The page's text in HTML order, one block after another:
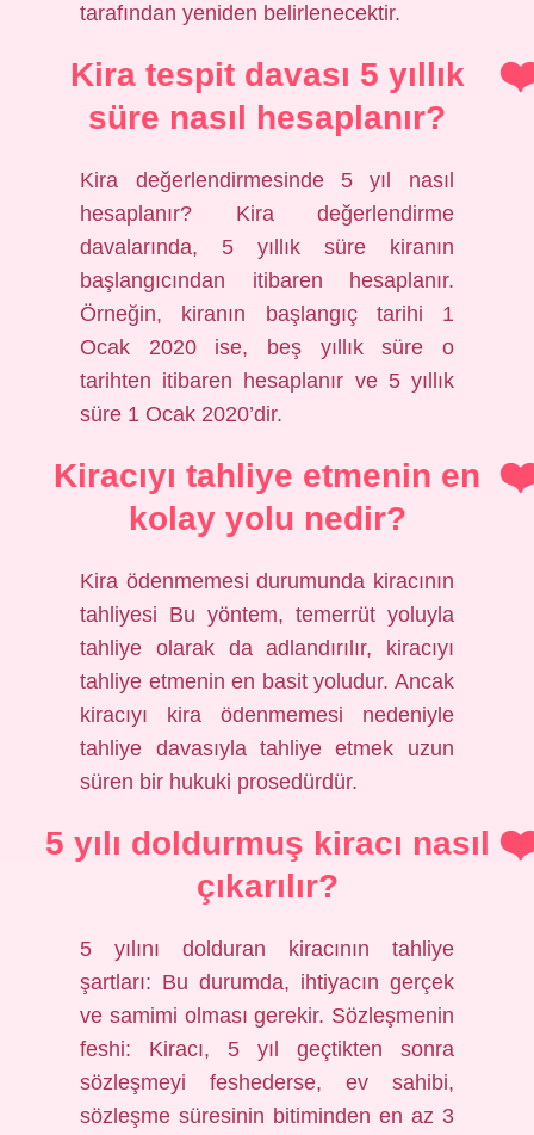
tarafından yeniden belirlenecektir.
Kira tespit davası 5 yıllık
süre nasıl hesaplanır?
Kira değerlendirmesinde 5 yıl nasıl
hesaplanır? Kira değerlendirme
davalarında, 5 yıllık süre kiranın
başlangıcından itibaren hesaplanır.
Örneğin, kiranın başlangıç ​​tarihi 1
Ocak 2020 ise, beş yıllık süre o
tarihten itibaren hesaplanır ve 5 yıllık
süre 1 Ocak 2020’dir.
Kiracıyı tahliye etmenin en
kolay yolu nedir?
Kira ödenmemesi durumunda kiracının
tahliyesi Bu yöntem, temerrüt yoluyla
tahliye olarak da adlandırılır, kiracıyı
tahliye etmenin en basit yoludur. Ancak
kiracıyı kira ödenmemesi nedeniyle
tahliye davasıyla tahliye etmek uzun
süren bir hukuki prosedürdür.
5 yılı doldurmuş kiracı nasıl
çıkarılır?
5 yılını dolduran kiracının tahliye
şartları: Bu durumda, ihtiyacın gerçek
ve samimi olması gerekir. Sözleşmenin
feshi: Kiracı, 5 yıl geçtikten sonra
sözleşmeyi feshederse, ev sahibi,
sözleşme süresinin bitiminden en az 3